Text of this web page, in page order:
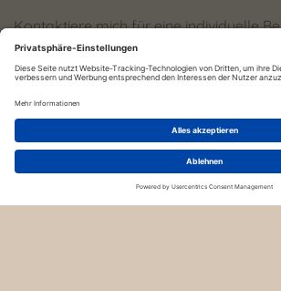
Kontaktiere mich für eine individuelle
Jetzt Termin vereinbaren
Impressum